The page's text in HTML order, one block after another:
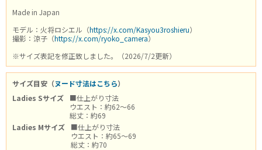
Made in Japan
モデル：火将ロシエル（https://x.com/Kasyou3roshieru）
撮影：涼子（https://x.com/ryoko_camera）
※サイズ表記を修正致しました。（2026/7/2更新）
サイズ目安（ヌード寸法はこちら）
Ladies Sサイズ
■仕上がり寸法
ウエスト：約62～66
総丈：約69
Ladies Mサイズ
■仕上がり寸法
ウエスト：約65～69
総丈：約70